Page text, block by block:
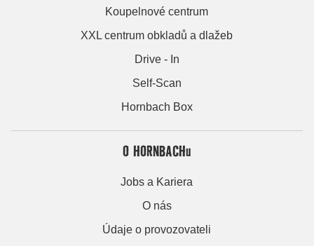
Koupelnové centrum
XXL centrum obkladů a dlažeb
Drive - In
Self-Scan
Hornbach Box
O HORNBACHu
Jobs a Kariera
O nás
Údaje o provozovateli